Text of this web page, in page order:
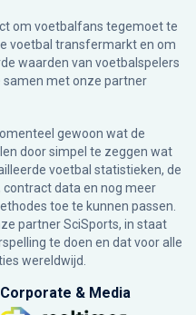
om voetbalfans tegemoet te
voetbal transfermarkt en om
waarden van voetbalspelers
samen met onze partner
gewoon wat de
door simpel te zeggen wat
voetbal statistieken, de
contract data en nog meer
toe te kunnen passen.
partner SciSports, in staat
te doen en dat voor alle
wereldwijd.
Corporate & Media